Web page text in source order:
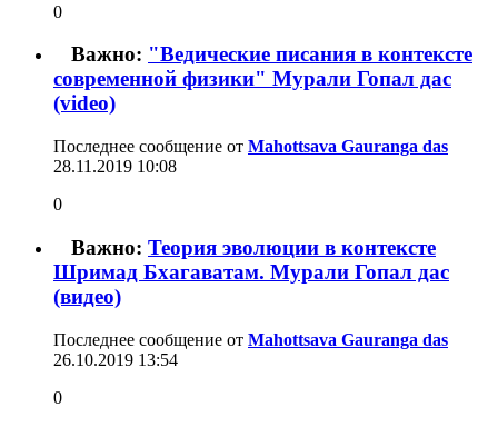
0
Важно: "Ведические писания в контексте
современной физики" Мурали Гопал дас
(video)
Последнее сообщение от Mahottsava Gauranga das
28.11.2019 10:08
0
Важно: Теория эволюции в контексте
Шримад Бхагаватам. Мурали Гопал дас
(видео)
Последнее сообщение от Mahottsava Gauranga das
26.10.2019 13:54
0